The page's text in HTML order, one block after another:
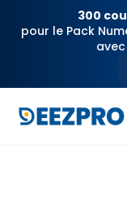
300
pour le Pack
avec
content